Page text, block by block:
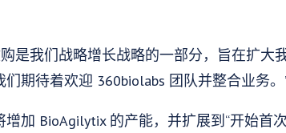
是我们战略增长战略的一部分，旨在扩大
期待着欢迎 360biolabs 团队并整合业务。
加 BioAgilytix 的产能，并扩展到“开始首